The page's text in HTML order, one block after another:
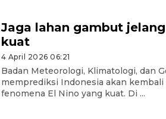
Jaga lahan gambut
kuat
4 April 2026 06:21
Badan Meteorologi, Klimatologi, dan
memprediksi Indonesia akan kembali
fenomena El Nino yang kuat. Di ...